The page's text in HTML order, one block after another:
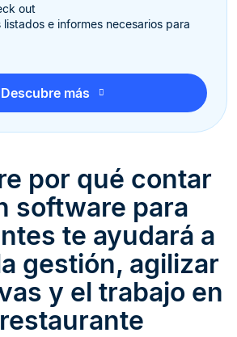
out
listados e informes necesarios para
Descubre más
por qué contar
software para
te ayudará a
gestión, agilizar
y el trabajo en